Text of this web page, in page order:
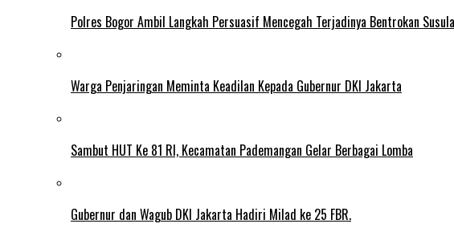
Polres Bogor Ambil Langkah Persuasif Mencegah Terjadinya Bentrokan
Warga Penjaringan Meminta Keadilan Kepada Gubernur DKI Jakarta
Sambut HUT Ke 81 RI, Kecamatan Pademangan Gelar Berbagai Lomba
Gubernur dan Wagub DKI Jakarta Hadiri Milad ke 25 FBR.